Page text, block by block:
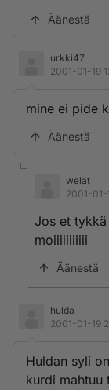
Äänestä
urkki47
2001-01-19
mine ei pide
Äänestä
welat
2001-01-
Jos et
moiiiiiiiiiii
Äänestä
hulda
2001-01-19
Huldan syli
kurdi mahtuu